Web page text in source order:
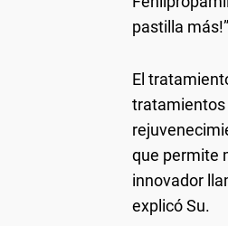
pastilla
El
tratamientos
que permite
innovador
explicó Su.